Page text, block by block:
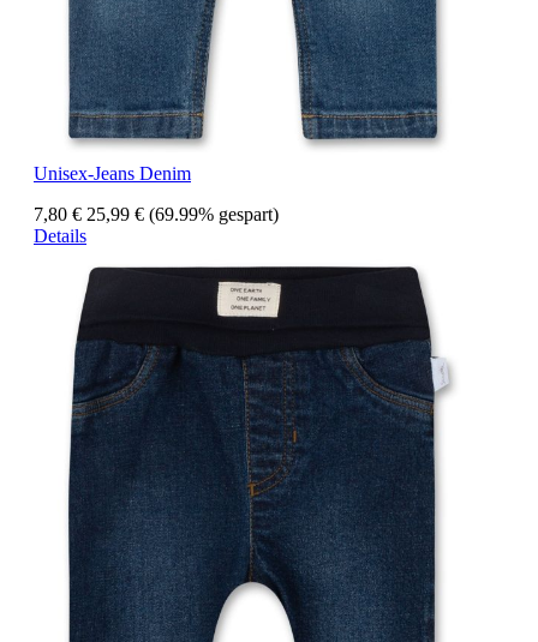
Unisex-Jeans Denim
7,80 € 25,99 € (69.99% gespart)
Details